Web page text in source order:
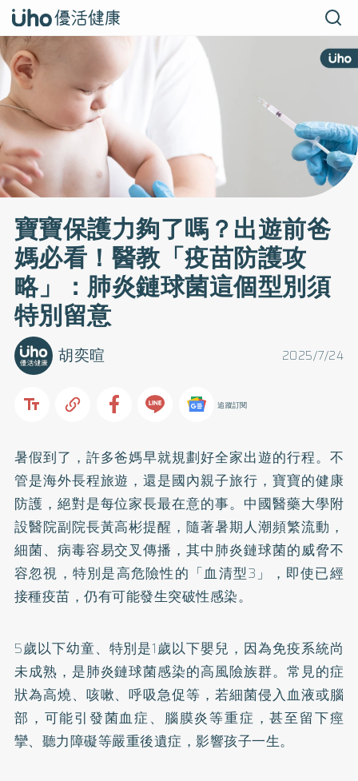
寶寶保護力夠了嗎？出遊前爸
媽必看！醫教「疫苗防護攻
略」：肺炎鏈球菌這個型別須
特別留意
2025/7/24
胡奕暄
追蹤訂閱
暑假到了，許多爸媽早就規劃好全家出遊的行程。不
管是海外長程旅遊，還是國內親子旅行，寶寶的健康
防護，絕對是每位家長最在意的事。中國醫藥大學附
設醫院副院長黃高彬提醒，隨著暑期人潮頻繁流動，
細菌、病毒容易交叉傳播，其中肺炎鏈球菌的威脅不
容忽視，特別是高危險性的「血清型3」，即使已經
接種疫苗，仍有可能發生突破性感染。
5歲以下幼童、特別是1歲以下嬰兒，因為免疫系統尚
未成熟，是肺炎鏈球菌感染的高風險族群。常見的症
狀為高燒、咳嗽、呼吸急促等，若細菌侵入血液或腦
部，可能引發菌血症、腦膜炎等重症，甚至留下痙
攣、聽力障礙等嚴重後遺症，影響孩子一生。